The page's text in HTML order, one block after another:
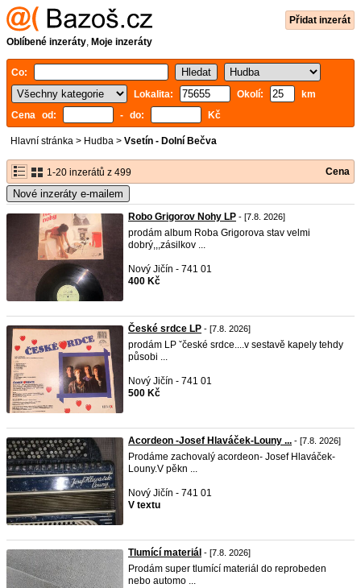
Přidat inzerát
Oblíbené inzeráty, Moje inzeráty
Co:
Lokalita:
Okolí:
km
Cena od:
- do: Kč
Hlavní stránka > Hudba > Vsetín - Dolní Bečva
1-20 inzerátů z 499 Cena
Nové inzeráty e-mailem
Robo Grigorov Nohy LP - [7.8. 2026]
prodám album Roba Grigorova stav velmi
dobrý,,,zásilkov ...
Nový Jičín - 741 01
400 Kč
České srdce LP - [7.8. 2026]
prodám LP ˇčeské srdce....v sestavě kapely tehdy
působi ...
Nový Jičín - 741 01
500 Kč
Acordeon -Josef Hlaváček-Louny ... - [7.8. 2026]
Prodáme zachovalý acordeon- Josef Hlaváček-
Louny.V pěkn ...
Nový Jičín - 741 01
V textu
Tlumící materiál - [7.8. 2026]
Prodám super tlumící materiál do reprobeden
nebo automo ...